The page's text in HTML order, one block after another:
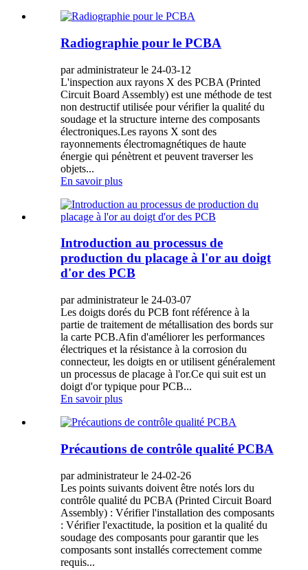
Radiographie pour le PCBA
par administrateur le 24-03-12
L'inspection aux rayons X des PCBA (Printed
Circuit Board Assembly) est une méthode de test
non destructif utilisée pour vérifier la qualité du
soudage et la structure interne des composants
électroniques.Les rayons X sont des
rayonnements électromagnétiques de haute
énergie qui pénètrent et peuvent traverser les
objets...
En savoir plus
Introduction au processus de
production du placage à l'or au doigt
d'or des PCB
par administrateur le 24-03-07
Les doigts dorés du PCB font référence à la
partie de traitement de métallisation des bords sur
la carte PCB.Afin d'améliorer les performances
électriques et la résistance à la corrosion du
connecteur, les doigts en or utilisent généralement
un processus de placage à l'or.Ce qui suit est un
doigt d'or typique pour PCB...
En savoir plus
Précautions de contrôle qualité PCBA
par administrateur le 24-02-26
Les points suivants doivent être notés lors du
contrôle qualité du PCBA (Printed Circuit Board
Assembly) : Vérifier l'installation des composants
: Vérifier l'exactitude, la position et la qualité du
soudage des composants pour garantir que les
composants sont installés correctement comme
requis...